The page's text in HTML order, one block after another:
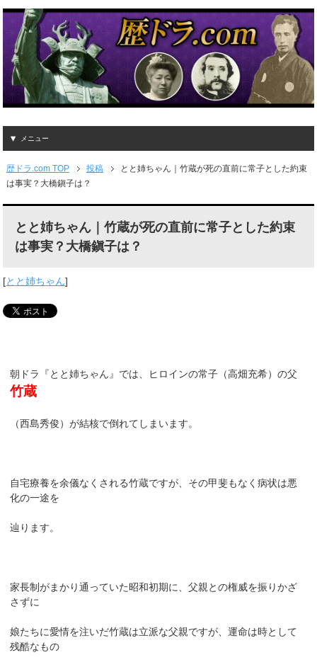
メニュー
歴ドラ.com TOP 投稿
とと姉ちゃん｜竹蔵が死の直前に常子とした約束
は事実？大橋鎭子は？
とと姉ちゃん｜竹蔵が死の直前に常子とした約束
は事実？大橋鎭子は？
[とと姉ちゃん]
朝ドラ『とと姉ちゃん』では、ヒロインの常子（高畑充希）の父
竹蔵
（西島秀俊）が結核で倒れてしまいます。
自宅療養を余儀なくされる竹蔵ですが、その甲斐もなく病状は悪
化の一途を
辿ります。
家長制がまかり通っていた昭和初期に、父親との権威を振りかざ
さずに
娘たちに愛情を注いだ竹蔵は立派な父親ですが、運命は時として
残酷なもの